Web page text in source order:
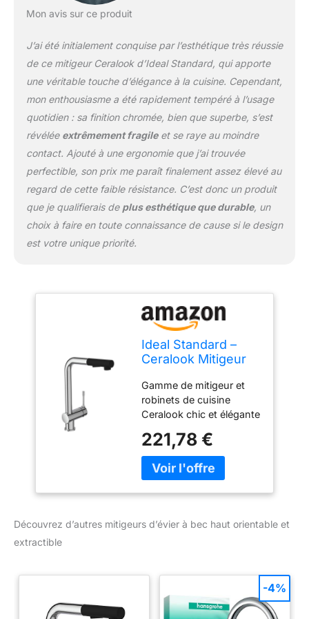
grâce aux composants
préassemblés Qualité
Ideal Standard : produit
de fabrication
européenne garanti 5
ans
Mon avis sur ce produit
J’ai été initialement conquise par l’esthétique très réussie
de ce mitigeur Ceralook d’Ideal Standard, qui apporte
une véritable touche d’élégance à la cuisine. Cependant,
mon enthousiasme a été rapidement tempéré à l’usage
quotidien : sa finition chromée, bien que superbe, s’est
révélée extrêmement fragileet se raye au moindre
contact. Ajouté à une ergonomie que j’ai trouvée
perfectible, son prix me paraît finalement assez élevé au
regard de cette faible résistance. C’est donc un produit
que je qualifierais de plus esthétique que durable, un
choix à faire en toute connaissance de cause si le design
est votre unique priorité.
Ideal Standard –
Ceralook Mitigeur
orientable et
extractible 2
fonctions Chromé
Gamme de mitigeur et
robinets de cuisine
Ceralook chic et élégante
confort pour un usage
au quotidien Confort
d'utilisation : haute taille
orientable pour une
Economies d'eau et
mitigeur : intègre un
221,78 €
Découvrez d’autres mitigeurs d’évier à bec haut orientable et
extractible
-4%